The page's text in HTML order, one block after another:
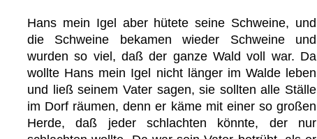
Hans mein Igel aber hütete seine Schweine, und
die Schweine bekamen wieder Schweine und
wurden so viel, daß der ganze Wald voll war. Da
wollte Hans mein Igel nicht länger im Walde leben
und ließ seinem Vater sagen, sie sollten alle Ställe
im Dorf räumen, denn er käme mit einer so großen
Herde, daß jeder schlachten könnte, der nur